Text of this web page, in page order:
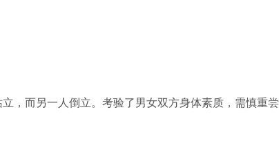
，而另一人倒立。考验了男女双方身体素质，需慎重尝